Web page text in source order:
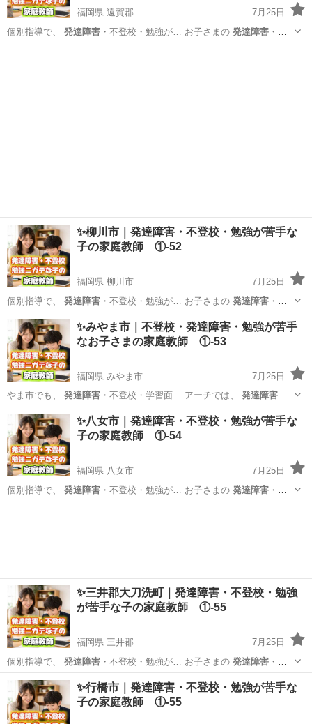
福岡県 遠賀郡
7月25日
個別指導で、 発達障害 ・不登校・勉強が… お子さまの 発達障害・不
✨柳川市｜発達障害・不登校・勉強が苦手な
子の家庭教師 ①-52
福岡県 柳川市
7月25日
個別指導で、 発達障害 ・不登校・勉強が… お子さまの 発達障害・不
登校・学習面… 私たちは、発達障害・不登校・勉強が… いるのか発
達障害や不登校、勉強が… ービスでは、 発達障害や不登校のお子さ…
異な...
福岡 柳川市 家庭教師 発達障害
✨みやま市｜不登校・発達障害・勉強が苦手
なお子さまの家庭教師 ①-53
福岡県 みやま市
7月25日
やま市でも、 発達障害・不登校・学習面… アーチでは、 発達障害・
不登校・勉強が…
福岡 みやま市 家庭教師 発達障害
✨八女市｜発達障害・不登校・勉強が苦手な
子の家庭教師 ①-54
福岡県 八女市
7月25日
個別指導で、 発達障害 ・不登校・勉強が… お子さまの 発達障害・不
✨三井郡大刀洗町｜発達障害・不登校・勉強
が苦手な子の家庭教師 ①-55
福岡県 三井郡
7月25日
個別指導で、 発達障害 ・不登校・勉強が… お子さまの 発達障害・不
登校・学習面… 私たちは、発達障害・不登校・勉強が… いるのか発
達障害や不登校、勉強が… ービスでは、 発達障害や不登校のお子さ…
異な...
福岡 三井郡 家庭教師 発達障害
✨行橋市｜発達障害・不登校・勉強が苦手な
子の家庭教師 ①-55